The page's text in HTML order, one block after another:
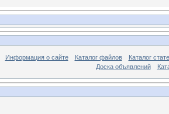
Информация о сайте Каталог файлов
Каталог
Доска объявлений